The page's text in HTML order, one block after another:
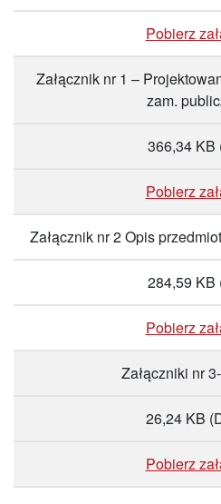
Pobierz
Załącznik nr 1 –
zam.
366,34 KB
Pobierz
Załącznik nr 2 Opis
284,59 KB
Pobierz
Załączniki nr
26,24 KB
Pobierz